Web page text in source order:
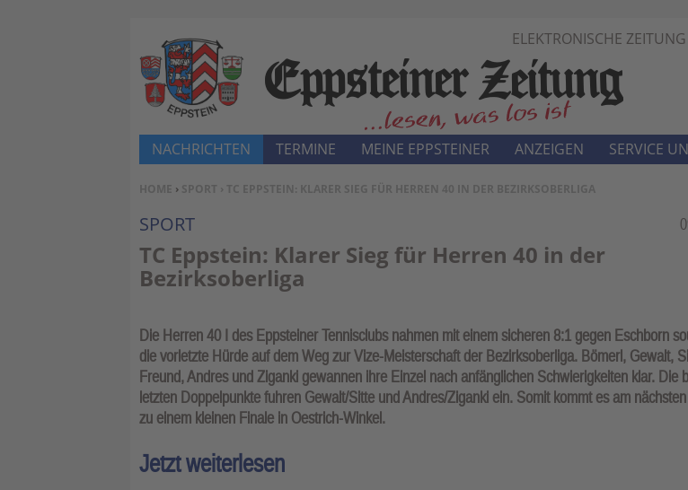
ELEKTRONISCHE ZEITUNG
SIE BEFINDEN SICH HIER:
HOME › SPORT › TC EPPSTEIN: KLARER SIEG FÜR HERREN 40 IN DER BEZIRKSOBERLIGA
SPORT
TC Eppstein: Klarer Sieg für Herren 40 in der
Bezirksoberliga
Die Herren 40 I des Eppsteiner Tennisclubs nahmen mit einem sicheren 8:1 gegen Eschborn
die vorletzte Hürde auf dem Weg zur Vize-Meisterschaft der Bezirksoberliga. Bömerl, Gewalt,
Freund, Andres und Ziganki gewannen ihre Einzel nach anfänglichen Schwierigkeiten klar. Die
letzten Doppelpunkte fuhren Gewalt/Sitte und Andres/Ziganki ein. Somit kommt es am
zu einem kleinen Finale in Oestrich-Winkel.
Jetzt weiterlesen
NACHRICHTEN TERMINE MEINE EPPSTEINER ANZEIGEN SERVICE